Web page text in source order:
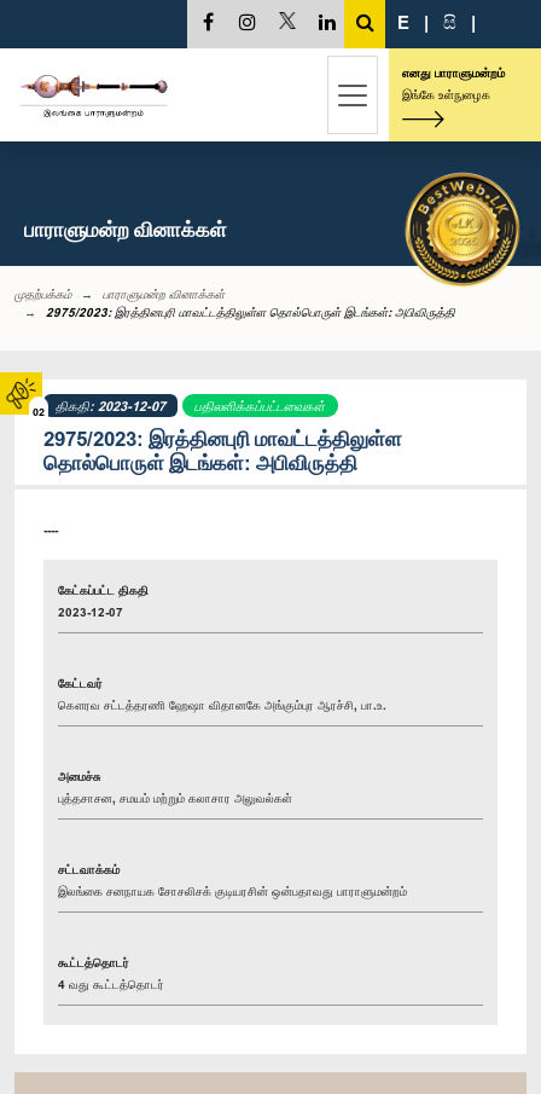
02
E | සි |
எனது பாராளுமன்றம்
இங்கே உள்நுழைக
பாராளுமன்ற வினாக்கள்
முதற்பக்கம்
பாராளுமன்ற வினாக்கள்
2975/2023: இரத்தினபுரி மாவட்டத்திலுள்ள தொல்பொருள் இடங்கள்: அபிவிருத்தி
திகதி: 2023-12-07 பதிலளிக்கப்பட்டவைகள்
2975/2023: இரத்தினபுரி மாவட்டத்திலுள்ள
தொல்பொருள் இடங்கள்: அபிவிருத்தி
----
கேட்கப்பட்ட திகதி
2023-12-07
கேட்டவர்
கௌரவ சட்டத்தரணி ஹேஷா விதானகே அங்கும்புர ஆரச்சி, பா.உ.
அமைச்சு
புத்தசாசன, சமயம் மற்றும் கலாசார அலுவல்கள்
சட்டவாக்கம்
இலங்கை சனநாயக சோசலிசக் குடியரசின் ஒன்பதாவது பாராளுமன்றம்
கூட்டத்தொடர்
4 வது கூட்டத்தொடர்